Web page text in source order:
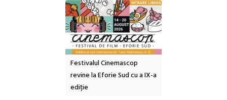
Festivalul Cinemascop
revine la Eforie Sud cu a IX-a
ediție